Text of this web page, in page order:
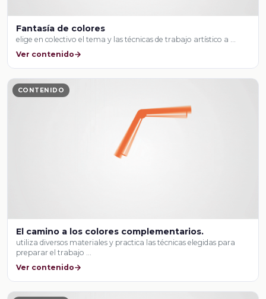
Fantasía de colores
elige en colectivo el tema y las técnicas de trabajo artístico a …
Ver contenido
CONTENIDO
El camino a los colores complementarios.
utiliza diversos materiales y practica las técnicas elegidas para
preparar el trabajo …
Ver contenido